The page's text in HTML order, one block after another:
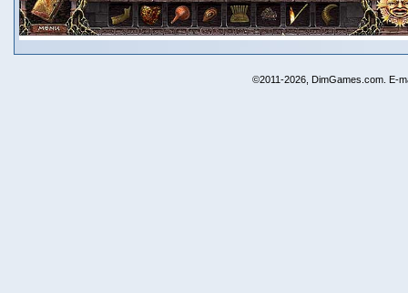
©2011-2026, DimGames.com. E-